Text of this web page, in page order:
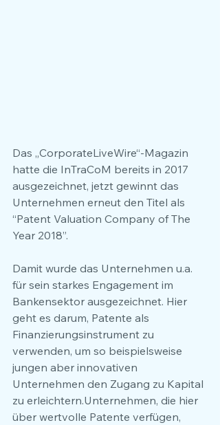
Das „CorporateLiveWire“-Magazin
hatte die InTraCoM bereits in 2017
ausgezeichnet, jetzt gewinnt das
Unternehmen erneut den Titel als
“Patent Valuation Company of The
Year 2018”.
Damit wurde das Unternehmen u.a.
für sein starkes Engagement im
Bankensektor ausgezeichnet. Hier
geht es darum, Patente als
Finanzierungsinstrument zu
verwenden, um so beispielsweise
jungen aber innovativen
Unternehmen den Zugang zu Kapital
zu erleichtern.Unternehmen, die hier
über wertvolle Patente verfügen,